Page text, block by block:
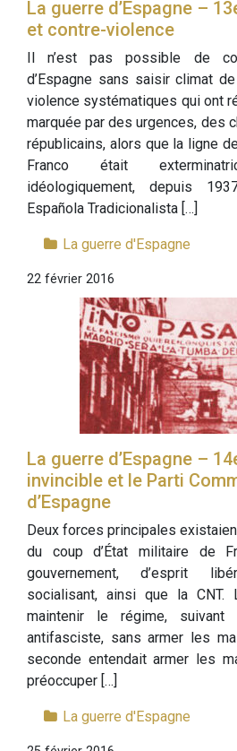
La guerre d’Espagne –
et contre-violence
Il n’est pas possible de
d’Espagne sans saisir climat
violence systématiques qui ont
marquée par des urgences, des
républicains, alors que la ligne
Franco était
idéologiquement, depuis
Española Tradicionalista […]
La guerre d'Espagne
22 février 2016
La guerre d’Espagne –
invincible et le Parti
d’Espagne
Deux forces principales
du coup d’État militaire de
gouvernement, d’esprit
socialisant, ainsi que la CNT.
maintenir le régime,
antifasciste, sans armer les
seconde entendait armer les
préoccuper […]
La guerre d'Espagne